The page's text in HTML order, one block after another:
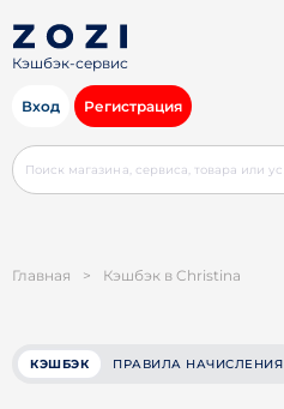
Кэшбэк-сервис
Вход Регистрация
Главная > Кэшбэк в Christina
КЭШБЭК ПРАВИЛА НАЧИСЛЕНИЯ